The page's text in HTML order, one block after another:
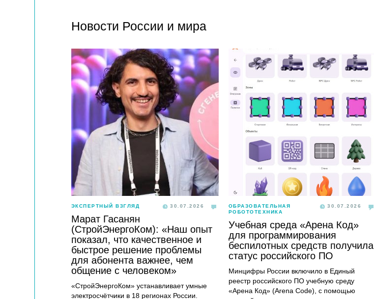
Новости России и мира
ЭКСПЕРТНЫЙ ВЗГЛЯД 30.07.2026
Марат Гасанян
(СтройЭнергоКом): «Наш опыт
показал, что качественное и
быстрое решение проблемы
для абонента важнее, чем
общение с человеком»
«СтройЭнергоКом» устанавливает умные
электросчётчики в 18 регионах России.
ОБРАЗОВАТЕЛЬНАЯ
РОБОТОТЕХНИКА
30.07.2026
Учебная среда «Арена Код»
для программирования
беспилотных средств получила
статус российского ПО
Минцифры России включило в Единый
реестр российского ПО учебную среду
«Арена Код» (Arena Code), с помощью